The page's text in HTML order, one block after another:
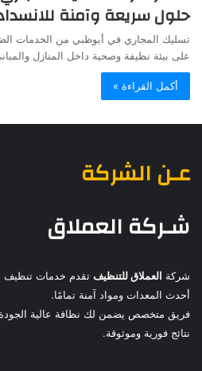
حلول سريعة وآمنة
تسليك المجاري في أبوظبي من الخدمات
على بيئة نظيفة وصحية داخل المنازل
أكمل القراءة »
عـن الشركة
شـركة العملاق
شركة العملاق للتنظيف تقدم خدمات تنظيف
أحدث المعدات ومواد آمنة تمامًا.
فريق متخصص يضمن لك نظافة عالية الجودة
نتائج فورية وموثوقة.